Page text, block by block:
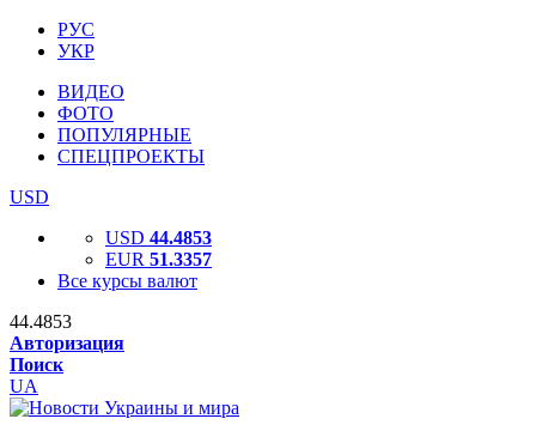
РУС
УКР
ВИДЕО
ФОТО
ПОПУЛЯРНЫЕ
СПЕЦПРОЕКТЫ
USD
USD 44.4853
EUR 51.3357
Все курсы валют
44.4853
Авторизация
Поиск
UA